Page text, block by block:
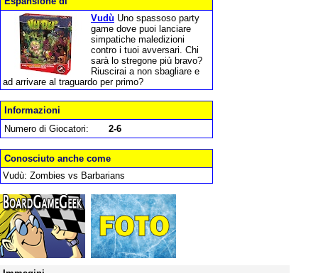
Vudù Uno spassoso party
game dove puoi lanciare
simpatiche maledizioni
contro i tuoi avversari. Chi
sarà lo stregone più bravo?
Riuscirai a non sbagliare e
ad arrivare al traguardo per primo?
Informazioni
Numero di Giocatori:
2-6
Conosciuto anche come
Vudù: Zombies vs Barbarians